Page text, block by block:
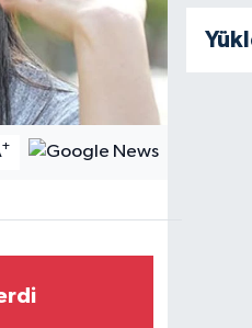
+